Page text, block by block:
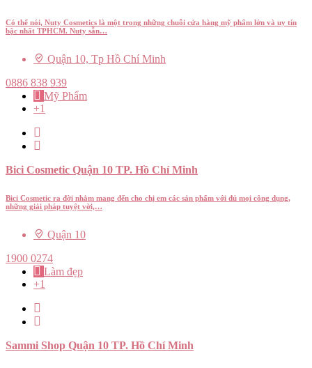
Có thể nói, Nuty Cosmetics là một trong những chuỗi cửa hàng mỹ phẩm lớn và uy tín
bậc nhất TPHCM. Nuty sẵn…
Quận 10, Tp Hồ Chí Minh
0886 838 939
Mỹ Phẩm
+1
Bici Cosmetic Quận 10 TP. Hồ Chí Minh
Bici Cosmetic ra đời nhằm mang đến cho chị em các sản phẩm với đủ mọi công dụng,
những giải pháp tuyệt vời,…
Quận 10
1900 0274
Làm đẹp
+1
Sammi Shop Quận 10 TP. Hồ Chí Minh